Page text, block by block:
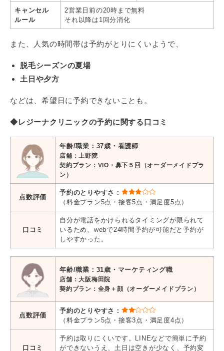
キャンセル
ルール
2営業日前の20時まで無料
それ以降は1回分消化
また、人気の時間帯は予約がとりにくいようで、
脱毛シーズンの夏場
土日や夕方
などは、希望日に予約できないことも。
◆レジーナクリニックの予約に関する口コミ
年齢/職業：37歳・看護師
店舗：上野院
契約プラン：VIO・鼻下５回（オーダーメイドプラ
ン）
点数評価
予約のとりやすさ：
（料金プラン5点・接客5点・満足度5点）
口コミ
自分が電話をかけられるタイミングが限られて
いるため、webで24時間予約が可能だと予約が
しやすかった。
年齢/職業：31歳・マーケティング職
店舗：大阪梅田院
契約プラン：全身＋顔（オーダーメイドプラン）
点数評価
予約のとりやすさ ：
（料金プラン5点・接客3点・満足度4点）
口コミ
予約は取りにくいです。LINEなどで簡単に予約
ができないうえ、土日は空きが少なく、予約変